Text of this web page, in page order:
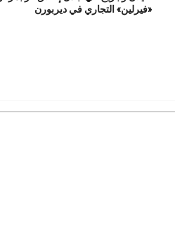
«فيرلين» التجاري في ديربورن